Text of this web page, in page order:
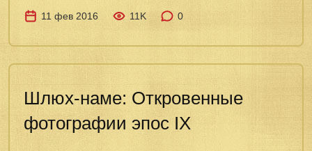
11 фев 2016 11K 0
Шлюх-наме: Откровенные
фотографии эпос IX